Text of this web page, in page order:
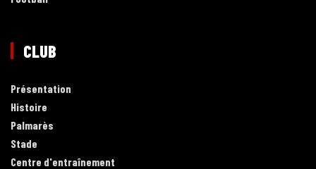
CLUB
Présentation
Histoire
Palmarès
Stade
Centre d'entraînement